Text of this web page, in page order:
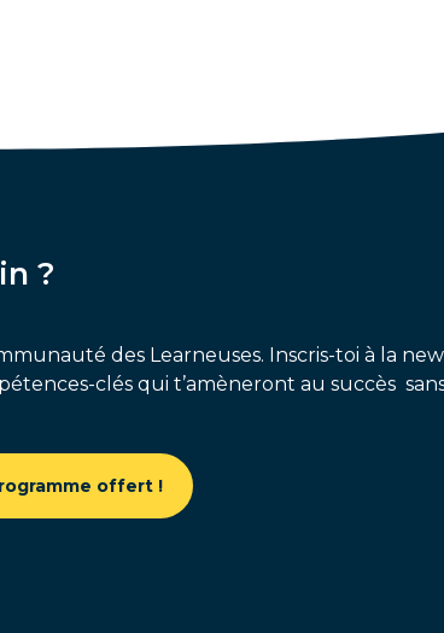
?
des Learneuses. Inscris-toi à la
clés qui t’amèneront au succès
offert !